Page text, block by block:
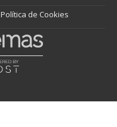
Política de Cookies